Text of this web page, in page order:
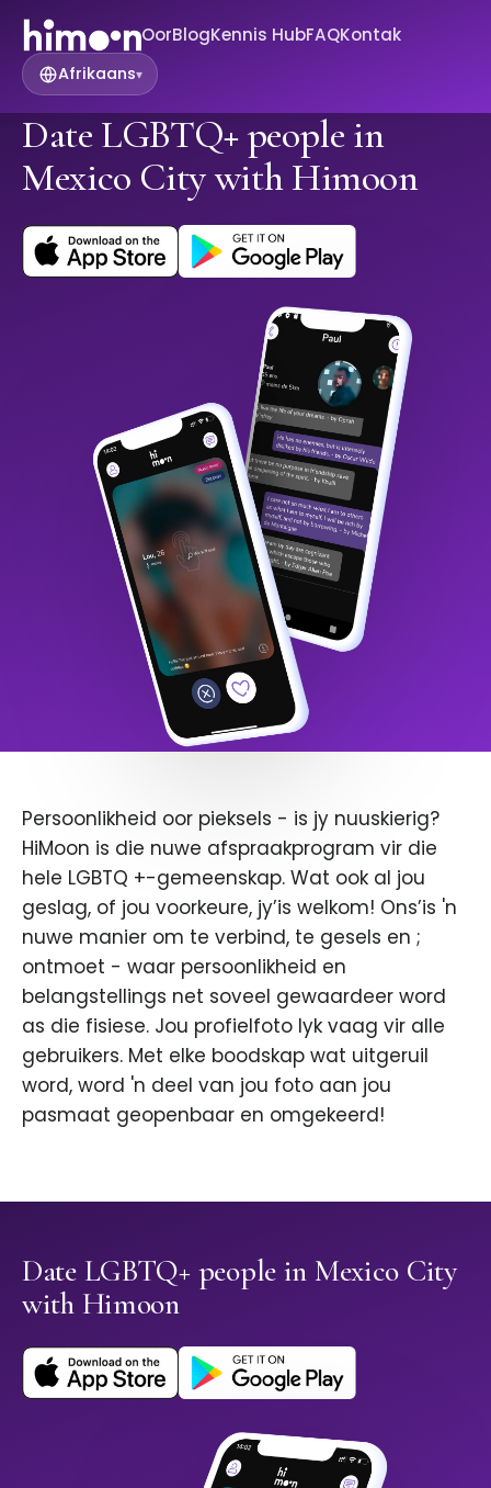
OorBlogKennis HubFAQKontak
Afrikaans▾
Date LGBTQ+ people in
Mexico City with Himoon
Persoonlikheid oor pieksels - is jy nuuskierig?
HiMoon is die nuwe afspraakprogram vir die
hele LGBTQ +-gemeenskap. Wat ook al jou
geslag, of jou voorkeure, jy’is welkom! Ons’is 'n
nuwe manier om te verbind, te gesels en ;
ontmoet - waar persoonlikheid en
belangstellings net soveel gewaardeer word
as die fisiese. Jou profielfoto lyk vaag vir alle
gebruikers. Met elke boodskap wat uitgeruil
word, word 'n deel van jou foto aan jou
pasmaat geopenbaar en omgekeerd!
Date LGBTQ+ people in Mexico City
with Himoon